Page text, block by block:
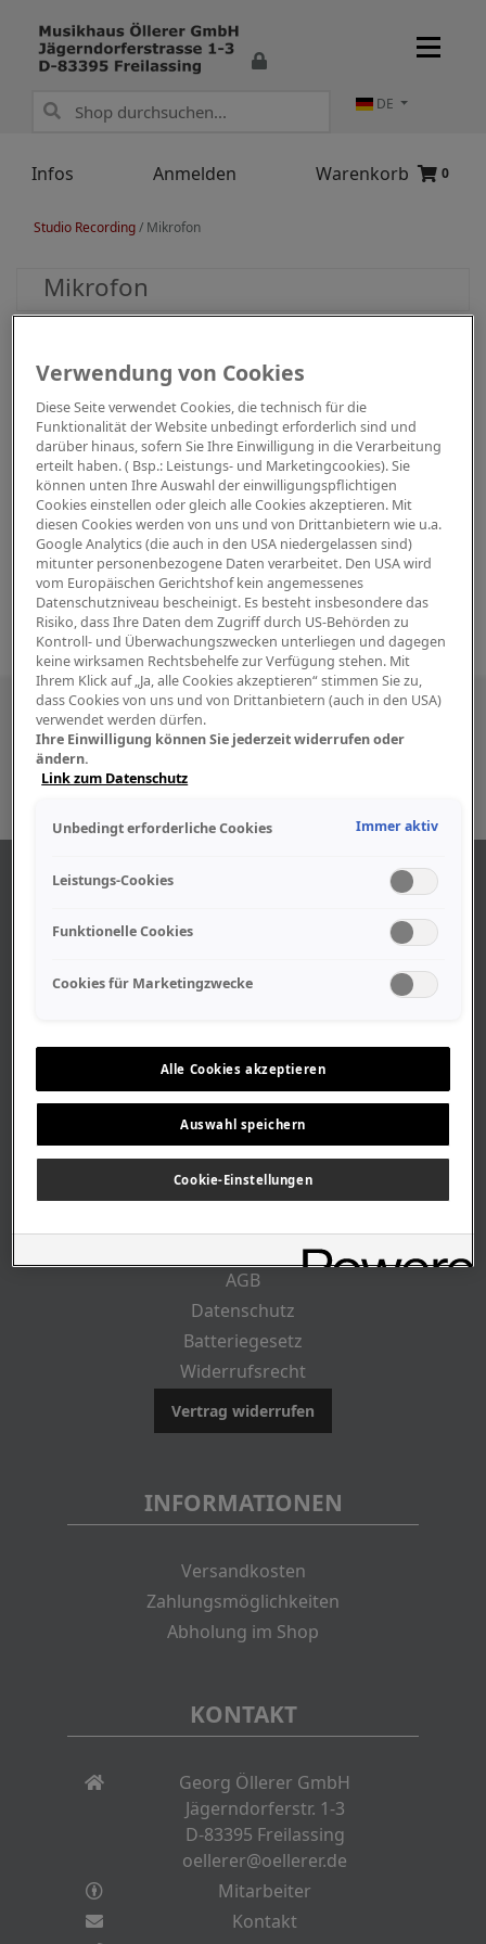
Infos Anmelden Warenkorb 0
DE
Studio Recording/ Mikrofon
Mikrofon
Besuchen Sie uns auch in den sozialen
Medien
Geschäftszeiten
Stellenangebote
Geschichte
RECHTLICHES
AGB
Datenschutz
Batteriegesetz
Widerrufsrecht
Vertrag widerrufen
INFORMATIONEN
Versandkosten
Zahlungsmöglichkeiten
Abholung im Shop
KONTAKT
Georg Öllerer GmbH
Jägerndorferstr. 1-3
D-83395 Freilassing
oellerer@oellerer.de
Mitarbeiter
Kontakt
Verwendung von Cookies
Diese Seite verwendet Cookies, die technisch für die
Funktionalität der Website unbedingt erforderlich sind und
darüber hinaus, sofern Sie Ihre Einwilligung in die Verarbeitung
erteilt haben. ( Bsp.: Leistungs- und Marketingcookies). Sie
können unten Ihre Auswahl der einwilligungspflichtigen
Cookies einstellen oder gleich alle Cookies akzeptieren. Mit
diesen Cookies werden von uns und von Drittanbietern wie u.a.
Google Analytics (die auch in den USA niedergelassen sind)
mitunter personenbezogene Daten verarbeitet. Den USA wird
vom Europäischen Gerichtshof kein angemessenes
Datenschutzniveau bescheinigt. Es besteht insbesondere das
Risiko, dass Ihre Daten dem Zugriff durch US-Behörden zu
Kontroll- und Überwachungszwecken unterliegen und dagegen
keine wirksamen Rechtsbehelfe zur Verfügung stehen. Mit
Ihrem Klick auf „Ja, alle Cookies akzeptieren“ stimmen Sie zu,
dass Cookies von uns und von Drittanbietern (auch in den USA)
verwendet werden dürfen.
Ihre Einwilligung können Sie jederzeit widerrufen oder
ändern.
Link zum Datenschutz
Unbedingt erforderliche Cookies Immer aktiv
Leistungs-Cookies
Funktionelle Cookies
Cookies für Marketingzwecke
Alle Cookies akzeptieren
Auswahl speichern
Cookie-Einstellungen